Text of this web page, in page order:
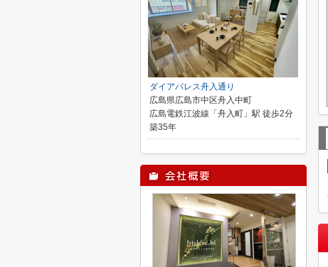
ダイアパレス舟入通り
広島県広島市中区舟入中町
広島電鉄江波線「舟入町」駅 徒歩2分
築35年